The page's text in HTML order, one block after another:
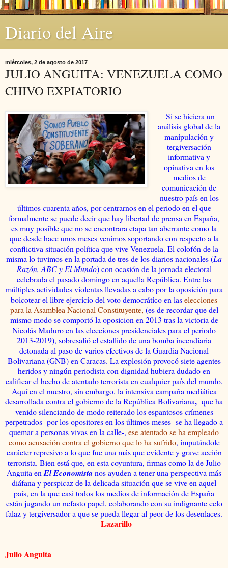
Diario del Aire
miércoles, 2 de agosto de 2017
JULIO ANGUITA: VENEZUELA COMO
CHIVO EXPIATORIO
Si se hiciera un
análisis global de la
manipulación y
tergiversación
informativa y
opinativa en los
medios de
comunicación de
nuestro país en los
últimos cuarenta años, por centrarnos en el periodo en el que
formalmente se puede decir que hay libertad de prensa en España,
es muy posible que no se encontrara etapa tan aberrante como la
que desde hace unos meses venimos soportando con respecto a la
conflictiva situación política que vive Venezuela. El colofón de la
misma lo tuvimos en la portada de tres de los diarios nacionales (La
Razón, ABC y El Mundo) con ocasión de la jornada electoral
celebrada el pasado domingo en aquella República. Entre las
múltiples actividades violentas llevadas a cabo por la oposición para
boicotear el libre ejercicio del voto democrático en laselecciones
para la Asamblea Nacional Constituyente, (es de recordar que del
mismo modo se comportó la oposicion en 2013 tras la victoria de
Nicolás Maduro en las elecciones presidenciales para el periodo
2013-2019), sobresalió el estallido de una bomba incendiaria
detonada al paso de varios efectivos de la Guardia Nacional
Bolivariana (GNB) en Caracas. La explosión provocó siete agentes
heridos y ningún periodista con dignidad hubiera dudado en
calificar el hecho de atentado terrorista en cualquier país del mundo.
Aquí en el nuestro, sin embargo, la intensiva campaña mediática
desarrollada contra el gobierno de la República Bolivariana, que ha
venido silenciando de modo reiterado los espantosos crímenes
perpetrados por los opositores en los últimos meses -se ha llegado a
quemar a personas vivas en la calle-, ese atentado se ha empleado
como acusación contra el gobierno que lo ha sufrido, imputándole
carácter represivo a lo que fue una más que evidente y grave acción
terrorista. Bien está que, en esta coyuntura, firmas como la de Julio
Anguita en El Economista nos ayuden a tener una perspectiva más
diáfana y perspicaz de la delicada situación que se vive en aquel
país, en la que casi todos los medios de información de España
están jugando un nefasto papel, colaborando con su indignante celo
falaz y tergiversador a que se pueda llegar al peor de los desenlaces.
-Lazarillo
Julio Anguita